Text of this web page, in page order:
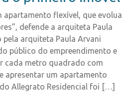
apartamento flexível, que evolua
defende a arquiteta Paula
arquiteta Paula Arvani
público do empreendimento e
cada metro quadrado com
apresentar um apartamento
Allegrato Residencial foi […]